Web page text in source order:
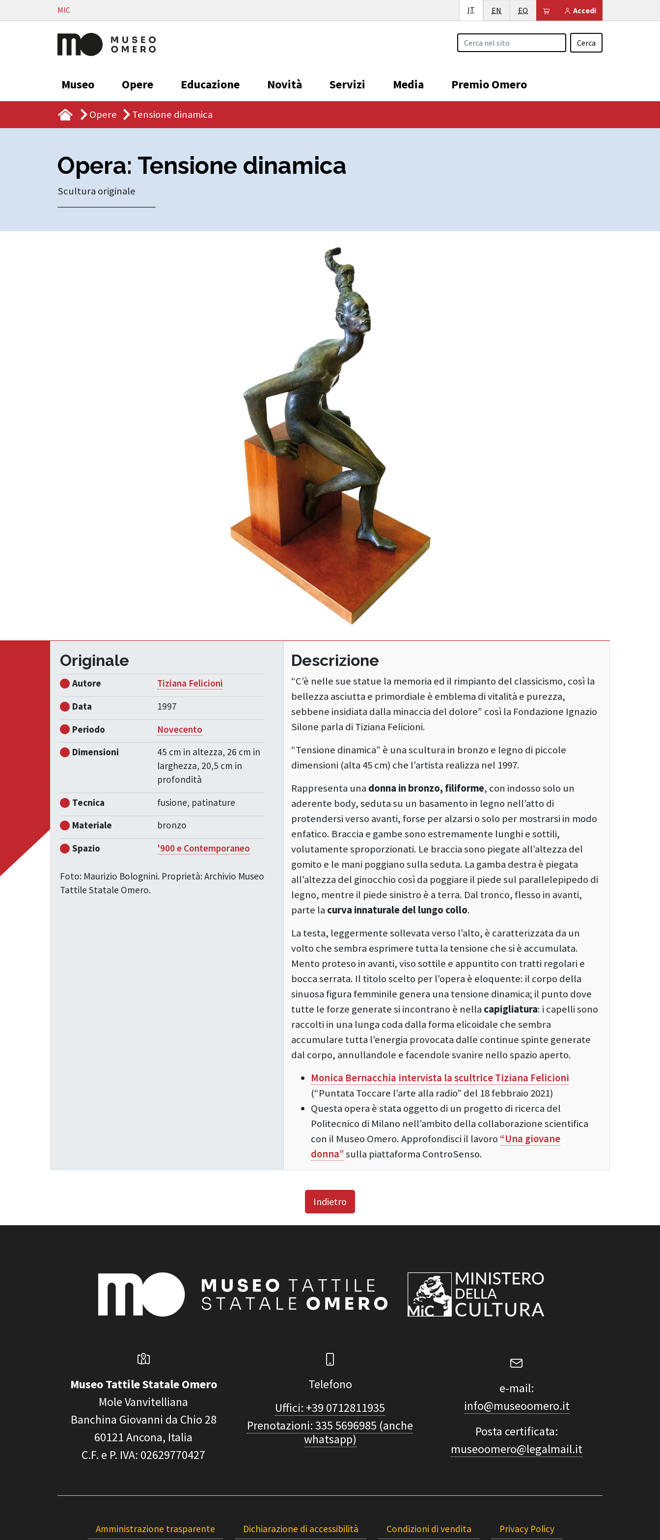
Vai al contenutoMIC Accedi
Il tuo carrello è vuoto
IT Italiano
EN English
EO Esperanto
Cerca
Museo Opere Educazione Novità Servizi Media Premio Omero
Opere Tensione dinamica
Opera: Tensione dinamica
Scultura originale
Originale
Autore
Tiziana Felicioni
Data
1997
Periodo
Novecento
Dimensioni
45 cm in altezza, 26 cm in
larghezza, 20,5 cm in
profondità
Tecnica
fusione, patinature
Materiale
bronzo
Spazio
'900 e Contemporaneo
Foto: Maurizio Bolognini. Proprietà: Archivio Museo
Tattile Statale Omero.
Descrizione
“C’è nelle sue statue la memoria ed il rimpianto del classicismo, così la
bellezza asciutta e primordiale è emblema di vitalità e purezza,
sebbene insidiata dalla minaccia del dolore” così la Fondazione Ignazio
Silone parla di Tiziana Felicioni.
“Tensione dinamica” è una scultura in bronzo e legno di piccole
dimensioni (alta 45 cm) che l’artista realizza nel 1997.
Rappresenta una donna in bronzo, filiforme, con indosso solo un
aderente body, seduta su un basamento in legno nell’atto di
protendersi verso avanti, forse per alzarsi o solo per mostrarsi in modo
enfatico. Braccia e gambe sono estremamente lunghi e sottili,
volutamente sproporzionati. Le braccia sono piegate all’altezza del
gomito e le mani poggiano sulla seduta. La gamba destra è piegata
all’altezza del ginocchio così da poggiare il piede sul parallelepipedo di
legno, mentre il piede sinistro è a terra. Dal tronco, flesso in avanti,
parte la curva innaturale del lungo collo.
La testa, leggermente sollevata verso l’alto, è caratterizzata da un
volto che sembra esprimere tutta la tensione che si è accumulata.
Mento proteso in avanti, viso sottile e appuntito con tratti regolari e
bocca serrata. Il titolo scelto per l’opera è eloquente: il corpo della
sinuosa figura femminile genera una tensione dinamica; il punto dove
tutte le forze generate si incontrano è nella capigliatura: i capelli sono
raccolti in una lunga coda dalla forma elicoidale che sembra
accumulare tutta l’energia provocata dalle continue spinte generate
dal corpo, annullandole e facendole svanire nello spazio aperto.
Monica Bernacchia intervista la scultrice Tiziana Felicioni
(“Puntata Toccare l’arte alla radio” del 18 febbraio 2021)
Questa opera è stata oggetto di un progetto di ricerca del
Politecnico di Milano nell’ambito della collaborazione scientifica
con il Museo Omero. Approfondisci il lavoro“Una giovane
donna”sulla piattaforma ControSenso.
Indietro
Museo Tattile Statale Omero
Mole Vanvitelliana
Banchina Giovanni da Chio 28
60121Ancona, Italia
C.F. e P. IVA: 02629770427
Telefono
Uffici: +39 0712811935
Prenotazioni: 335 5696985 (anche
whatsapp)
e-mail:
info@museoomero.it
Posta certificata:
museoomero@legalmail.it
Amministrazione trasparente Dichiarazione di accessibilità Condizioni di vendita Privacy Policy